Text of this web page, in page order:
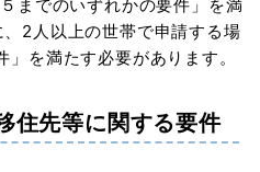
までのいずれかの要件」を満
2人以上の世帯で申請する場
を満たす必要があります。
住先等に関する要件